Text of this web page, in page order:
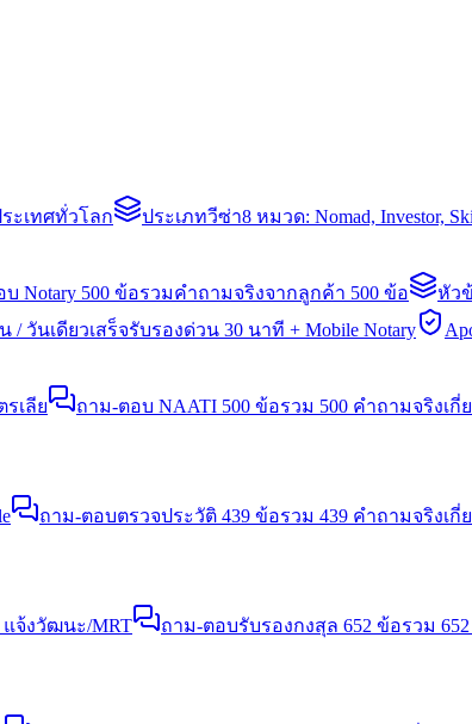
ะเทศทั่วโลก ประเภทวีซ่า8 หมวด: Nomad, Investor,
Notary 500 ข้อรวมคำถามจริงจากลูกค้า 500 ข้อ หัว
/ วันเดียวเสร็จรับรองด่วน 30 นาที + Mobile Notary
รเลีย ถาม-ตอบ NAATI 500 ข้อรวม 500 คำถามจริงเกี่
ถาม-ตอบตรวจประวัติ 439 ข้อรวม 439 คำถามจริงเ
จ้งวัฒนะ/MRT ถาม-ตอบรับรองกงสุล 652 ข้อรวม